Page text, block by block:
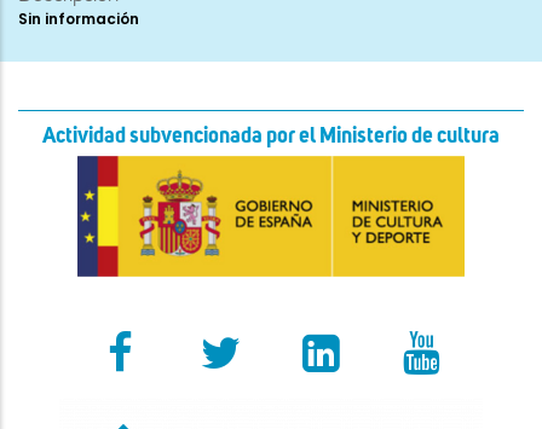
Sin información
Actividad subvencionada por el Ministerio de cultura